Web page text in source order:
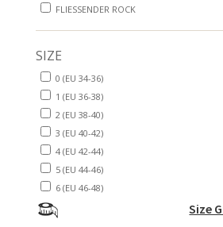
FLIESSENDER ROCK
SIZE
0 (EU 34-36)
1 (EU 36-38)
2 (EU 38-40)
3 (EU 40-42)
4 (EU 42-44)
5 (EU 44-46)
6 (EU 46-48)
Size